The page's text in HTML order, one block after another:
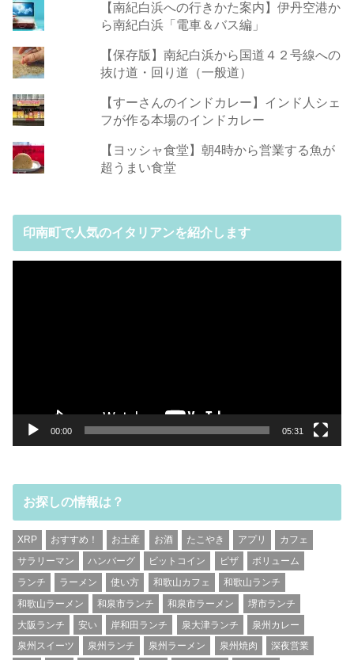
【南紀白浜への行きかた案内】伊丹空港か
ら南紀白浜「電車＆バス編」
【保存版】南紀白浜から国道４２号線への
抜け道・回り道（一般道）
【すーさんのインドカレー】インド人シェ
フが作る本場のインドカレー
【ヨッシャ食堂】朝4時から営業する魚が
超うまい食堂
印南町で人気のイタリアンを紹介します
00:00 05:31
お探しの情報は？
XRP おすすめ！ お土産 お酒 たこやき アプリ
カフェ
サラリーマン
ハンバーグ ビットコイン ピザ
ボリューム
ランチ
ラーメン 使い方 和歌山カフェ
和歌山ランチ
和歌山ラーメン
和泉市ランチ 和泉市ラーメン
堺市ランチ
大阪ランチ
安い 岸和田ランチ 泉大津ランチ
泉州カレー
泉州スイーツ
泉州ランチ 泉州ラーメン 泉州焼肉 深夜営業